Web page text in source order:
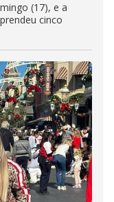
(17), e a
cinco